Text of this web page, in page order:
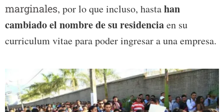
marginales, por lo que incluso, hastahan
cambiado el nombre de su residenciaen su
curriculum vitae para poder ingresar a una empresa.